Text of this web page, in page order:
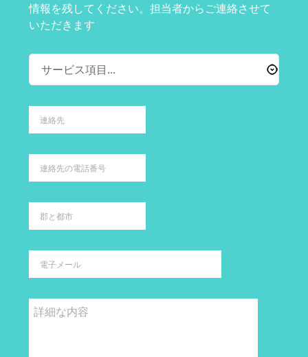
情報を残してください。担当者からご連絡させて
いただきます